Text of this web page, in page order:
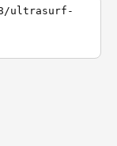
ultrasurf-